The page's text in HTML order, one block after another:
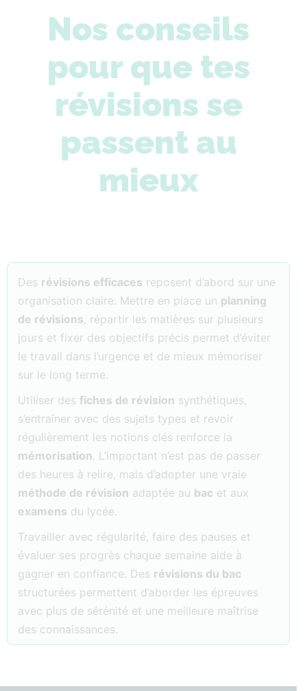
Nos conseils
pour que tes
révisions se
passent au
mieux
Des révisions efficaces reposent d’abord sur une
organisation claire. Mettre en place un planning
de révisions, répartir les matières sur plusieurs
jours et fixer des objectifs précis permet d’éviter
le travail dans l’urgence et de mieux mémoriser
sur le long terme.
Utiliser des fiches de révision synthétiques,
s’entraîner avec des sujets types et revoir
régulièrement les notions clés renforce la
mémorisation. L’important n’est pas de passer
des heures à relire, mais d’adopter une vraie
méthode de révision adaptée au bac et aux
examens du lycée.
Travailler avec régularité, faire des pauses et
évaluer ses progrès chaque semaine aide à
gagner en confiance. Des révisions du bac
structurées permettent d’aborder les épreuves
avec plus de sérénité et une meilleure maîtrise
des connaissances.